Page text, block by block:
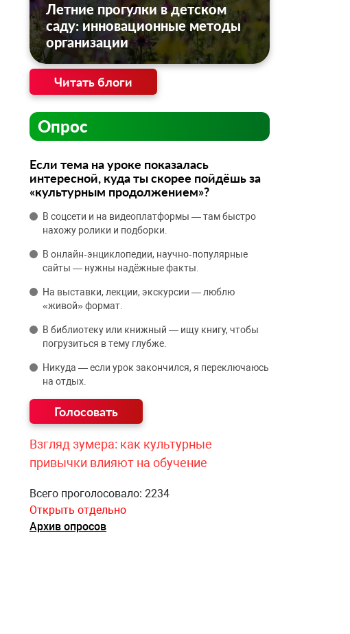
Летние прогулки в детском
саду: инновационные методы
организации
Читать блоги
Опрос
Если тема на уроке показалась
интересной, куда ты скорее пойдёшь за
«культурным продолжением»?
В соцсети и на видеоплатформы — там быстро
нахожу ролики и подборки.
В онлайн‑энциклопедии, научно‑популярные
сайты — нужны надёжные факты.
На выставки, лекции, экскурсии — люблю
«живой» формат.
В библиотеку или книжный — ищу книгу, чтобы
погрузиться в тему глубже.
Никуда — если урок закончился, я переключаюсь
на отдых.
Взгляд зумера: как культурные
привычки влияют на обучение
Всего проголосовало: 2234
Открыть отдельно
Архив опросов